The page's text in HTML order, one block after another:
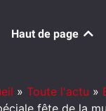
Haut de page
» Toute l'actu »
fête de la